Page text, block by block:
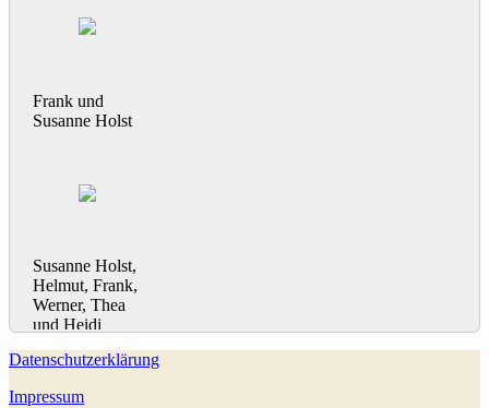
Frank und
Susanne Holst
Susanne Holst,
Helmut, Frank,
Werner, Thea
und Heidi
Datenschutzerklärung
Impressum